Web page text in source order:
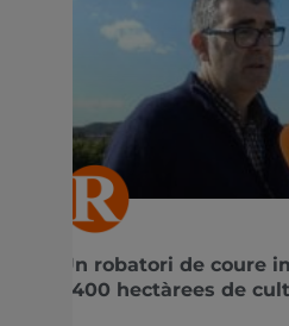
Un robatori de coure
1.400 hectàrees de